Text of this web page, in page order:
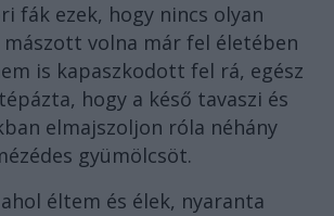
fák ezek, hogy nincs olyan
mászott volna már fel életében
is kapaszkodott fel rá, egész
hogy a késő tavaszi és
elmajszoljon róla néhány
gyümölcsöt.
éltem és élek, nyaranta